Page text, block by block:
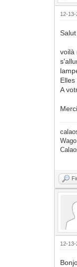
12-
Salut
voilà
A
Merci
12-13-